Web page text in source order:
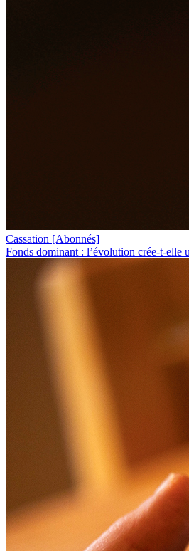
Cassation [Abonnés]
Fonds dominant : l’évolution crée-t-elle